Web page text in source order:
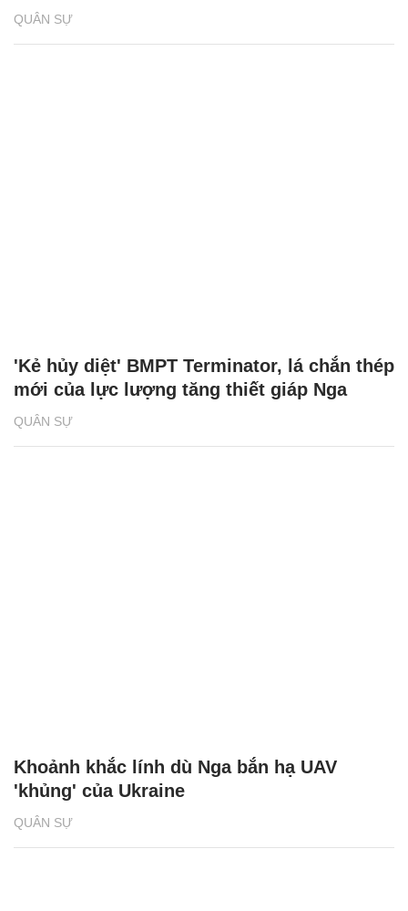
QUÂN SỰ
QUÂN SỰ
'Kẻ hủy diệt' BMPT Terminator, lá chắn thép
mới của lực lượng tăng thiết giáp Nga
QUÂN SỰ
Khoảnh khắc lính dù Nga bắn hạ UAV
'khủng' của Ukraine